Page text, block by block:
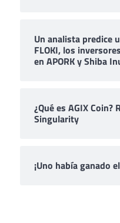
Un analista predice
FLOKI, los
en APORK y Shiba
¿Qué es AGIX Coin?
Singularity
¡Uno había ganado